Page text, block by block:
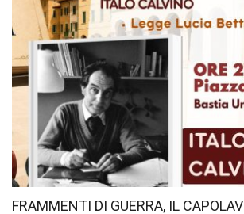
FRAMMENTI DI GUERRA, IL